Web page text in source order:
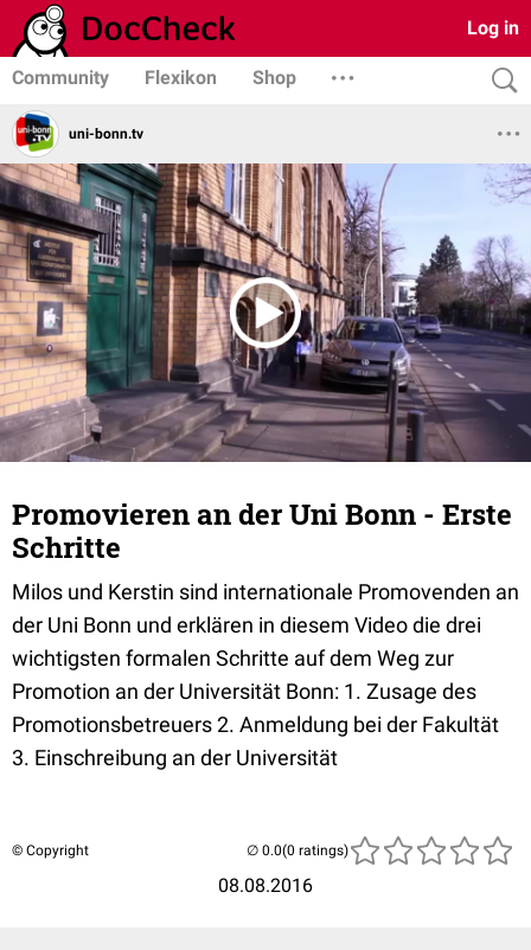
Log in
Community Flexikon Shop
uni-bonn.tv
Promovieren an der Uni Bonn - Erste
Schritte
Milos und Kerstin sind internationale Promovenden an
der Uni Bonn und erklären in diesem Video die drei
wichtigsten formalen Schritte auf dem Weg zur
Promotion an der Universität Bonn: 1. Zusage des
Promotionsbetreuers 2. Anmeldung bei der Fakultät
3. Einschreibung an der Universität
© Copyright
08.08.2016
(0 ratings)